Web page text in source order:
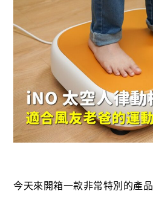
今天來開箱一款非常特別的產品